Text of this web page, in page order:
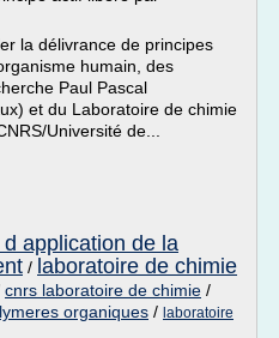
la délivrance de principes
humain, des
Paul Pascal
et du Laboratoire de chimie
Université de...
d application de la
/ laboratoire de chimie
cnrs laboratoire de chimie /
organiques / laboratoire